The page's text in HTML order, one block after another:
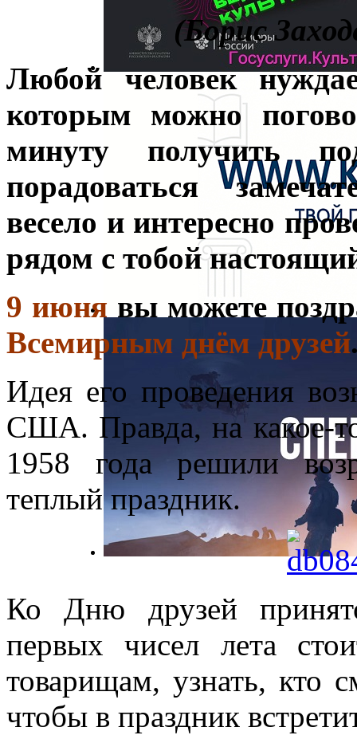
(Борис
Любой человек
которым можно
минуту получить
порадоваться
весело и интересно
рядом с тобой
9 июня вы можете
Всемирным днём друзей
Идея его проведения
США. Правда, на какое-
1958 года решили
теплый праздник.
Ко Дню друзей
первых чисел лета
товарищам, узнать, кто
чтобы в праздник